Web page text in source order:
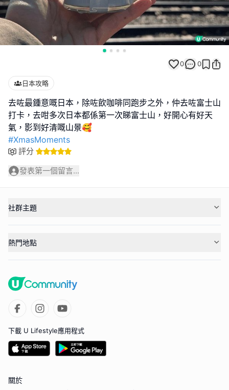
0 0
日本攻略
去咗最鍾意嘅日本，除咗飲咖啡同跑步之外，仲去咗富士山
打卡，去咁多次日本都係第一次睇富士山，好開心有好天
#XmasMoments
評分
發表第一個留言...
社群主題
熱門地點
下載 U Lifestyle應用程式
關於